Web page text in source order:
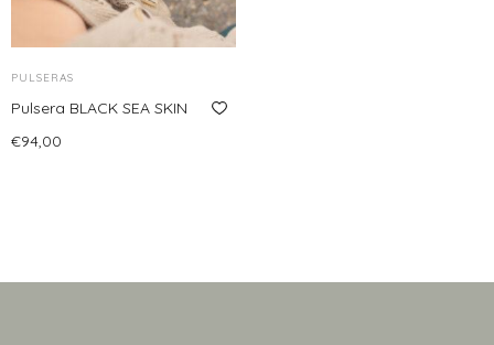
PULSERAS
Pulsera BLACK SEA SKIN
€94,00